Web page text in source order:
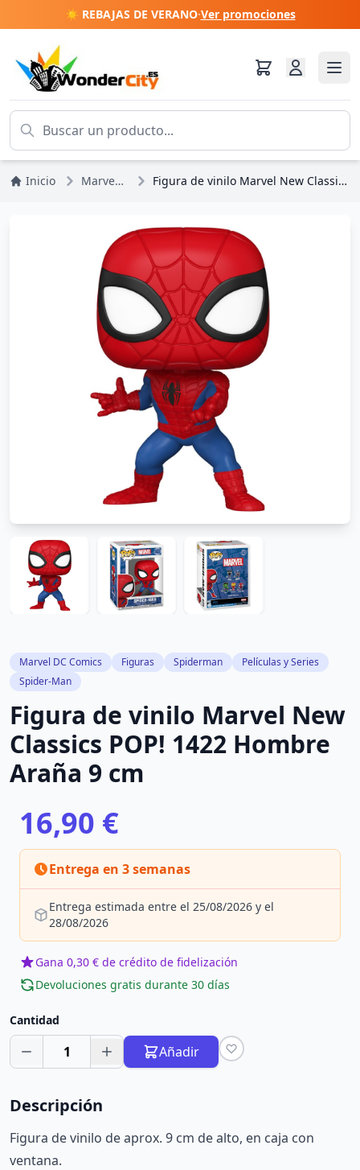
☀️ REBAJAS DE VERANO·Ver promociones
Inicio Marvel DC Comics Figura de vinilo Marvel New Classics POP! 1422 Hombre Araña 9 cm
Marvel DC Comics Figuras Spiderman
Películas y Series
Spider-Man
Figura de vinilo Marvel New
Classics POP! 1422 Hombre
Araña 9 cm
16,90 €
Entrega en 3 semanas
Entrega estimada entre el 25/08/2026 y el
28/08/2026
Gana 0,30 € de crédito de fidelización
Devoluciones gratis durante 30 días
Cantidad
1 Añadir
Descripción
Figura de vinilo de aprox. 9 cm de alto, en caja con
ventana.